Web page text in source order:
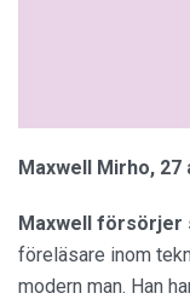
Maxwell Mirho, 27
Maxwell försörjer
föreläsare inom
modern man. Han